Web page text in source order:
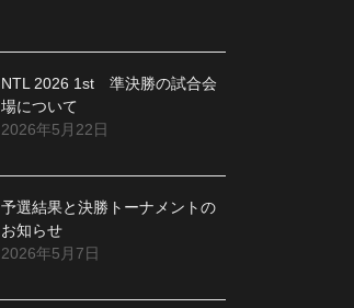
NTL 2026 1st 準決勝の試合会
場について
2026年5月22日
予選結果と決勝トーナメントの
お知らせ
2026年5月7日